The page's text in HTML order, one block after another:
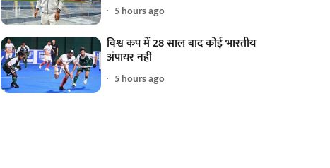
5 hours ago
विश्व कप में 28 साल बाद कोई भारतीय
अंपायर नहीं
5 hours ago